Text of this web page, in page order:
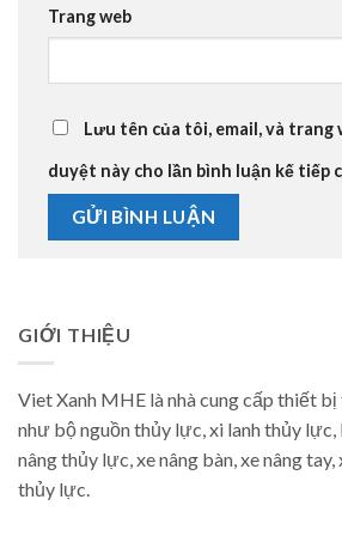
Trang web
Lưu tên của tôi, email, và
duyệt này cho lần bình luận kế tiếp
GIỚI THIỆU
Viet Xanh MHE là nhà cung cấp thiết
như bộ nguồn thủy lực, xi lanh thủy
nâng thủy lực, xe nâng bàn, xe nâng tay,
thủy lực.